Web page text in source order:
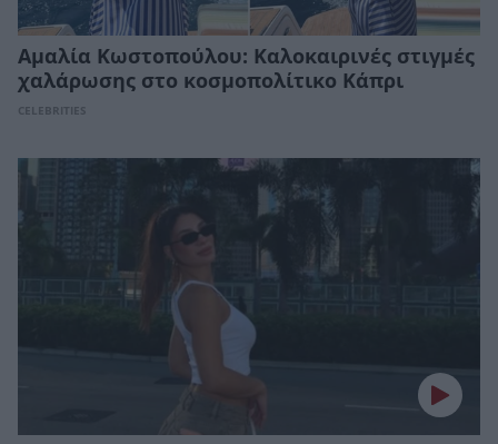
Αμαλία Κωστοπούλου: Καλοκαιρινές στιγμές
χαλάρωσης στο κοσμοπολίτικο Κάπρι
CELEBRITIES